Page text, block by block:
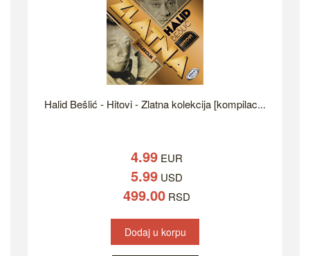
Halid Bešlić - Hitovi - Zlatna kolekcija [kompilac...
4.99 EUR
5.99 USD
499.00 RSD
Dodaj u korpu